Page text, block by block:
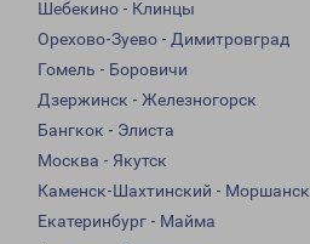
Шебекино - Клинцы
Орехово-Зуево - Димитровград
Гомель - Боровичи
Дзержинск - Железногорск
Бангкок - Элиста
Москва - Якутск
Каменск-Шахтинский - Моршанск
Екатеринбург - Майма